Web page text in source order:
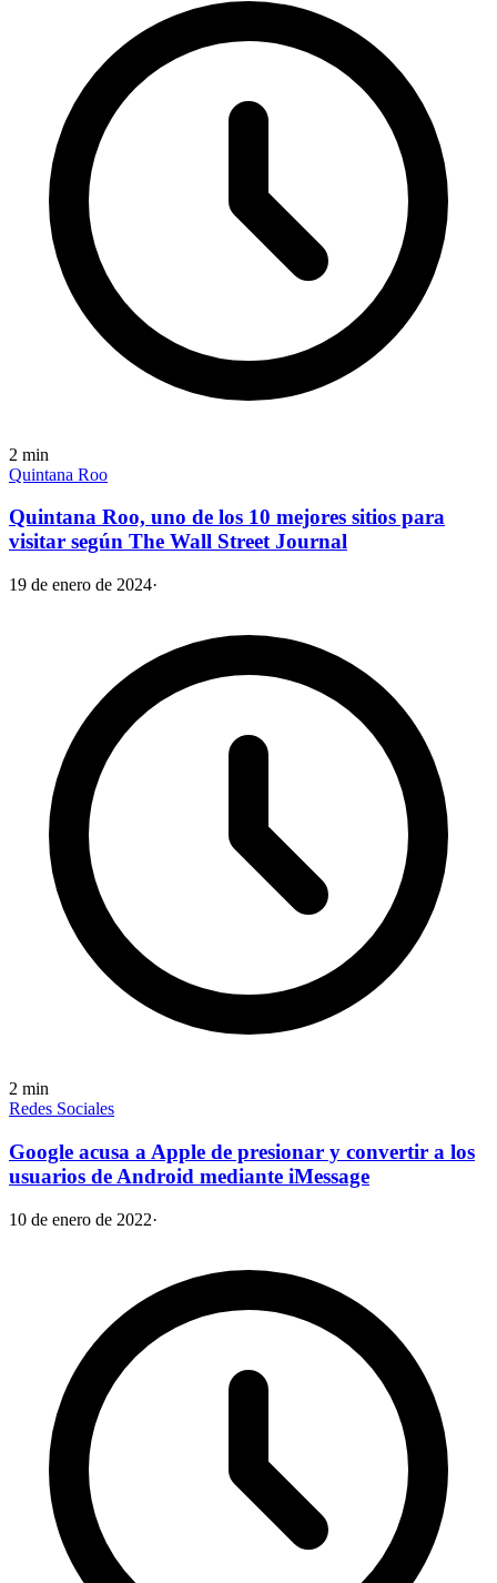
2 min
Quintana Roo
Quintana Roo, uno de los 10 mejores sitios para
visitar según The Wall Street Journal
19 de enero de 2024·
2 min
Redes Sociales
Google acusa a Apple de presionar y convertir a los
usuarios de Android mediante iMessage
10 de enero de 2022·